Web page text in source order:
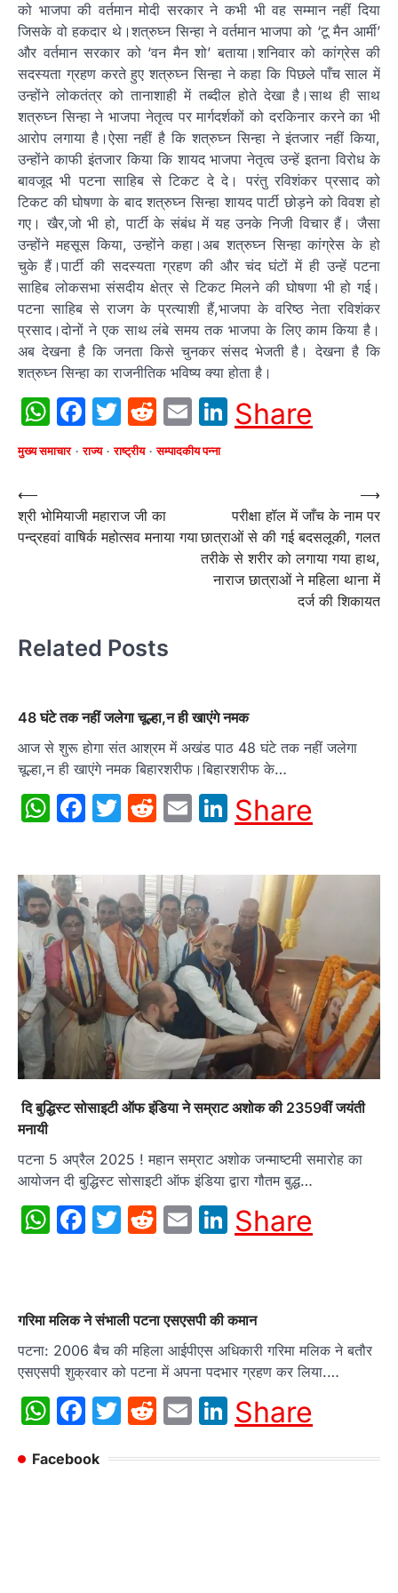
को भाजपा की वर्तमान मोदी सरकार ने कभी भी वह सम्मान नहीं दिया
जिसके वो हकदार थे।शत्रुघ्न सिन्हा ने वर्तमान भाजपा को ‘टू मैन आर्मी’
और वर्तमान सरकार को ‘वन मैन शो’ बताया।शनिवार को कांग्रेस की
सदस्यता ग्रहण करते हुए शत्रुघ्न सिन्हा ने कहा कि पिछले पाँच साल में
उन्होंने लोकतंत्र को तानाशाही में तब्दील होते देखा है।साथ ही साथ
शत्रुघ्न सिन्हा ने भाजपा नेतृत्व पर मार्गदर्शकों को दरकिनार करने का भी
आरोप लगाया है।ऐसा नहीं है कि शत्रुघ्न सिन्हा ने इंतजार नहीं किया,
उन्होंने काफी इंतजार किया कि शायद भाजपा नेतृत्व उन्हें इतना विरोध के
बावजूद भी पटना साहिब से टिकट दे दे। परंतु रविशंकर प्रसाद को
टिकट की घोषणा के बाद शत्रुघ्न सिन्हा शायद पार्टी छोड़ने को विवश हो
गए। खैर,जो भी हो, पार्टी के संबंध में यह उनके निजी विचार हैं। जैसा
उन्होंने महसूस किया, उन्होंने कहा।अब शत्रुघ्न सिन्हा कांग्रेस के हो
चुके हैं।पार्टी की सदस्यता ग्रहण की और चंद घंटों में ही उन्हें पटना
साहिब लोकसभा संसदीय क्षेत्र से टिकट मिलने की घोषणा भी हो गई।
पटना साहिब से राजग के प्रत्याशी हैं,भाजपा के वरिष्ठ नेता रविशंकर
प्रसाद।दोनों ने एक साथ लंबे समय तक भाजपा के लिए काम किया है।
अब देखना है कि जनता किसे चुनकर संसद भेजती है। देखना है कि
शत्रुघ्न सिन्हा का राजनीतिक भविष्य क्या होता है।
WhatsApp
Facebook
Twitter
Reddit
EmailLinkedIn
Share
मुख्य समाचार राज्य राष्ट्रीय सम्पादकीय पन्ना
Post
navigation
⟵
श्री भोमियाजी महाराज जी का
पन्द्रहवां वाषिर्क महोत्सव मनाया गया
परीक्षा हॉल में जाँच के नाम पर
छात्राओं से की गई बदसलूकी, गलत
तरीके से शरीर को लगाया गया हाथ,
नाराज छात्राओं ने महिला थाना में
दर्ज की शिकायत
⟶
Related Posts
48 घंटे तक नहीं जलेगा चूल्हा,न ही खाएंगे नमक
आज से शुरू होगा संत आश्रम में अखंड पाठ 48 घंटे तक नहीं जलेगा
चूल्हा,न ही खाएंगे नमक बिहारशरीफ।बिहारशरीफ के…
WhatsApp
Facebook
Twitter
Reddit
EmailLinkedIn
Share
दि बुद्धिस्ट सोसाइटी ऑफ इंडिया ने सम्राट अशोक की 2359वीं जयंती
मनायी
पटना 5 अप्रैल 2025 ! महान सम्राट अशोक जन्माष्टमी समारोह का
आयोजन दी बुद्धिस्ट सोसाइटी ऑफ इंडिया द्वारा गौतम बुद्ध…
WhatsApp
Facebook
Twitter
Reddit
EmailLinkedIn
Share
गरिमा मलिक ने संभाली पटना एसएसपी की कमान
पटना: 2006 बैच की महिला आईपीएस अधिकारी गरिमा मलिक ने बतौर
एसएसपी शुक्रवार को पटना में अपना पदभार ग्रहण कर लिया.…
WhatsApp
Facebook
Twitter
Reddit
EmailLinkedIn
Share
Facebook